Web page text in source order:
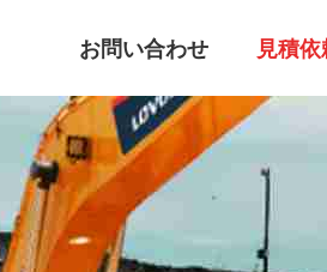
お問い合わせ 見積依